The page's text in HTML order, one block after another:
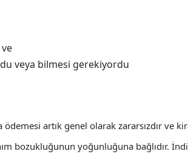
veya bilmesi gerekiyordu
artık genel olarak zararsızdır ve
bozukluğunun yoğunluğuna bağlıdır.